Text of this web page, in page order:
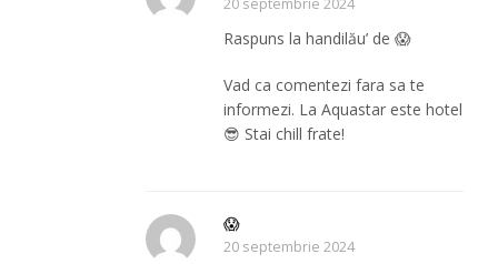
20 septembrie 2024
Raspuns la handilău’ de 😱
Vad ca comentezi fara sa te
informezi. La Aquastar este hotel
😎 Stai chill frate!
😱
20 septembrie 2024